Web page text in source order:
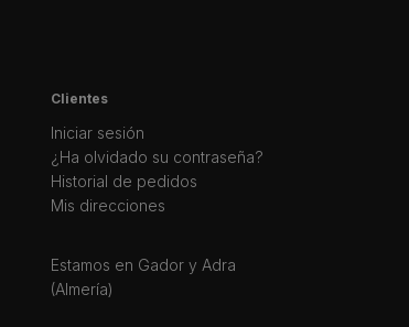
Clientes
Iniciar sesión
¿Ha olvidado su contraseña?
Historial de pedidos
Mis direcciones
Estamos en Gador y Adra
(Almería)